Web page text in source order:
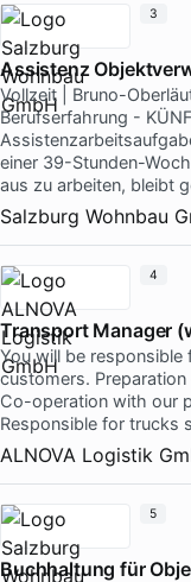
Assistenz
Vollzeit | Bruno-
Berufserfahrung -
einer 39-Stunden-
aus zu arbeiten, bleibt
Salzburg Wohnbau
3
Transport Manager
You will be
customers.
Co-operation with our
Responsible for trucks
ALNOVA Logistik
4
Buchhaltung für
5